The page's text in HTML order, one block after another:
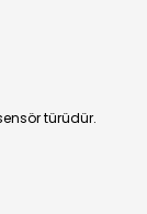
türüdür.